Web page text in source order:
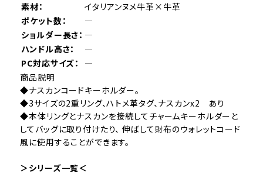
素材：
イタリアンヌメ牛革×牛革
ポケット数：
―
ショルダー長さ： ―
ハンドル高さ：
―
PC対応サイズ：
―
商品説明
◆ナスカンコードキーホルダー。
◆3サイズの2重リング、ハトメ革タグ、ナスカンx2 あり
◆本体リングとナスカンを接続してチャームキーホルダーと
してバッグに取り付けたり、 伸ばして財布のウォレットコード
風に使用することができます。
＞シリーズ一覧＜